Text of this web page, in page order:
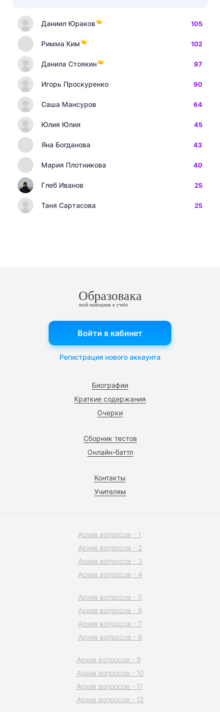
Даниил Юраков 105
Римма Ким 102
Данила Стоякин 97
Игорь Проскуренко 90
Саша Мансуров 64
Юлия Юлия 45
Яна Богданова 43
Мария Плотникова 40
Глеб Иванов 25
Таня Сартасова 25
Образовака
твой помощник в учебе
Биографии
Краткие содержания
Очерки
Сборник тестов
Онлайн-баттл
Контакты
Учителям
Войти в кабинет
Регистрация нового аккаунта
Архив вопросов - 1
Архив вопросов - 2
Архив вопросов - 3
Архив вопросов - 4
Архив вопросов - 5
Архив вопросов - 6
Архив вопросов - 7
Архив вопросов - 8
Архив вопросов - 9
Архив вопросов - 10
Архив вопросов - 11
Архив вопросов - 12